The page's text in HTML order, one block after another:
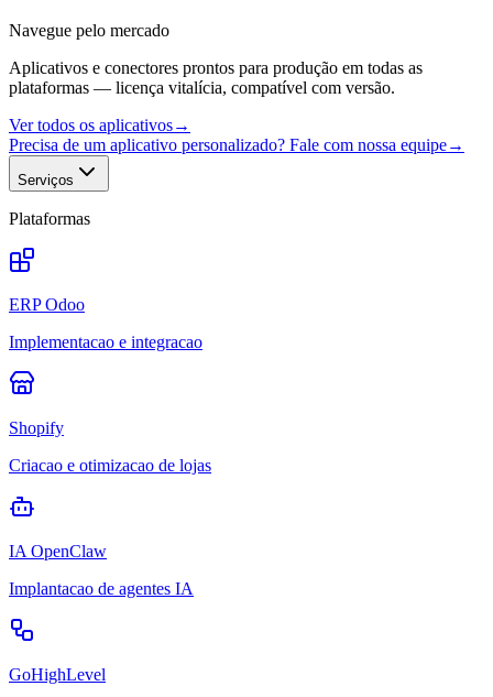
Navegue pelo mercado
Aplicativos e conectores prontos para produção em todas as
plataformas — licença vitalícia, compatível com versão.
Ver todos os aplicativos→
Precisa de um aplicativo personalizado? Fale com nossa equipe→
Serviços
Plataformas
ERP Odoo
Implementacao e integracao
Shopify
Criacao e otimizacao de lojas
IA OpenClaw
Implantacao de agentes IA
GoHighLevel